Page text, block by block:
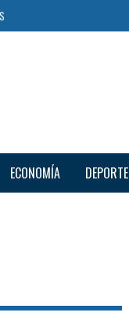
ECONOMÍA DEPORTE